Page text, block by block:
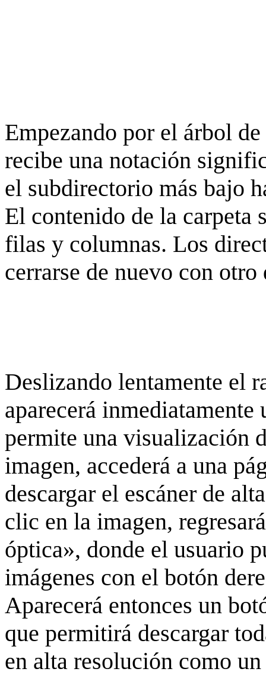
Empezando por el árbol
recibe una notación
el subdirectorio más bajo
El contenido de la carpeta
filas y columnas. Los
cerrarse de nuevo con
Deslizando lentamente el
aparecerá
permite una visualización
imagen, accederá a una
descargar el escáner de
clic en la imagen,
óptica», donde el usuario
imágenes con el botón
Aparecerá entonces un
que permitirá descargar
en alta resolución como